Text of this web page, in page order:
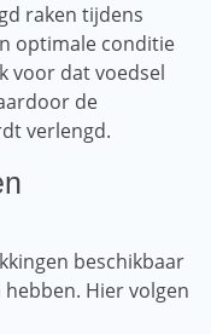
raken tijdens
optimale conditie
voor dat voedsel
de
verlengd.
beschikbaar
Hier volgen